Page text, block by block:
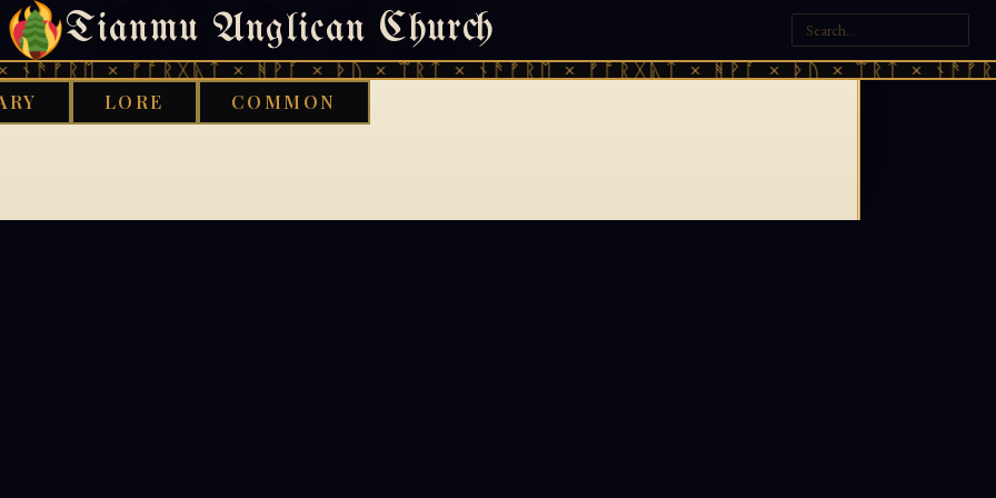
Tianmu Anglican Church
× ᚠᚩᚱᚷᚣᛏ × ᚻᚹᚪ × ᚦᚢ × ᛠᚱᛏ × ᚾᚫᚠᚱᛖ × ᚠᚩᚱᚷᚣᛏ × ᚻᚹᚪ × ᚦᚢ × ᛠᚱᛏ ×
LORE COMMON
404